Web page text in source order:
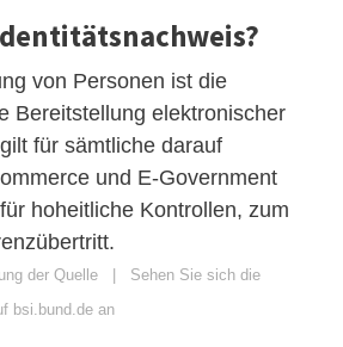
von Personen ist die
Bereitstellung elektronischer
für sämtliche darauf
und E-Government
hoheitliche Kontrollen, zum
der Quelle | Sehen Sie sich die
bsi.bund.de an